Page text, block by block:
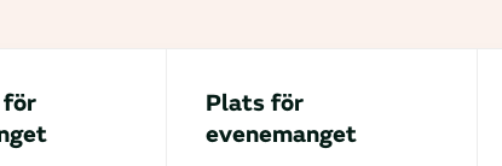
Plats för
evenemanget